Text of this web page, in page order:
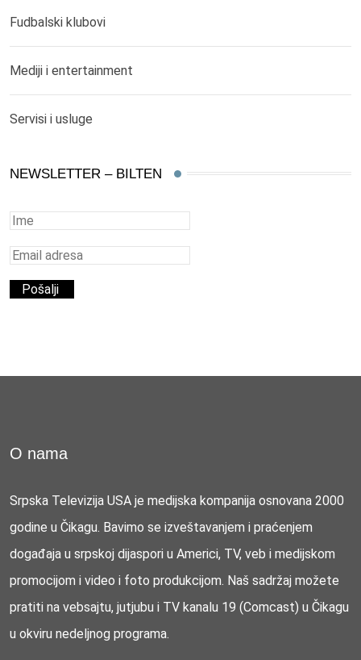
Fudbalski klubovi
Mediji i entertainment
Servisi i usluge
NEWSLETTER – BILTEN
O nama
Srpska Televizija USA je medijska kompanija osnovana 2000
godine u Čikagu. Bavimo se izveštavanjem i praćenjem
događaja u srpskoj dijaspori u Americi, TV, veb i medijskom
promocijom i video i foto produkcijom. Naš sadržaj možete
pratiti na vebsajtu, jutjubu i TV kanalu 19 (Comcast) u Čikagu
u okviru nedeljnog programa.